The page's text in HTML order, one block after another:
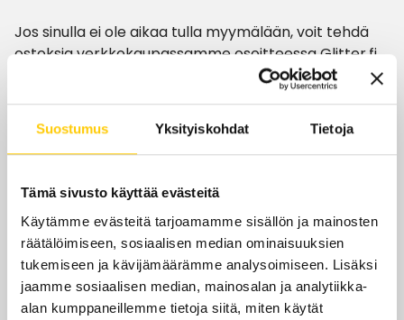
Suostumus Yksityiskohdat Tietoja
Tämä sivusto käyttää evästeitä
Käytämme evästeitä tarjoamamme sisällön ja mainosten
räätälöimiseen, sosiaalisen median ominaisuuksien
tukemiseen ja kävijämäärämme analysoimiseen. Lisäksi
jaamme sosiaalisen median, mainosalan ja analytiikka-
alan kumppaneillemme tietoja siitä, miten käytät
Jos sinulla ei ole aikaa tulla myymälään, voit tehdä
ostoksia verkkokaupassamme osoitteessa Glitter.fi
Aukioloajat
Tänään
10–18
ma-pe
10–20
la